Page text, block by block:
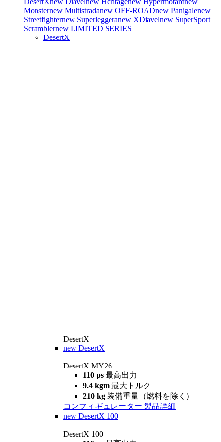
DesertXnew Diavelnew Heritagenew Hypermotardnew
Monsternew Multistradanew OFF-ROADnew Panigalenew
Streetfighternew Superleggeranew XDiavelnew SuperSport
Scramblernew LIMITED SERIES
DesertX
DesertX
new DesertX
DesertX MY26
110 ps 最高出力
9.4 kgm 最大トルク
210 kg 装備重量（燃料を除く）
コンフィギュレーター 製品詳細
new DesertX 100
DesertX 100